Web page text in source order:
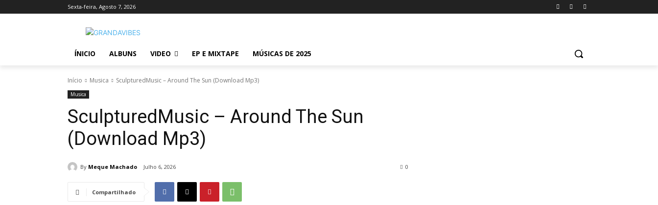
Sexta-feira, Agosto 7, 2026
ÍNICIO ALBUNS VIDEO EP E MIXTAPE MÚSICAS DE 2025
Início Musica SculpturedMusic – Around The Sun (Download Mp3)
Musica
SculpturedMusic – Around The Sun
(Download Mp3)
By Meque Machado Julho 6, 2026 0
Compartilhado